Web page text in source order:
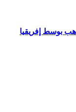
بوسط إفريقيا